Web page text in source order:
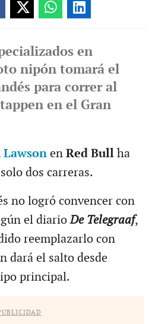
en
nipón tomará el
para correr al
en el Gran
Lawsonen Red Bullha
dos carreras.
no logró convencer con
el diarioDe Telegraaf,
reemplazarlo con
dará el salto desde
principal.